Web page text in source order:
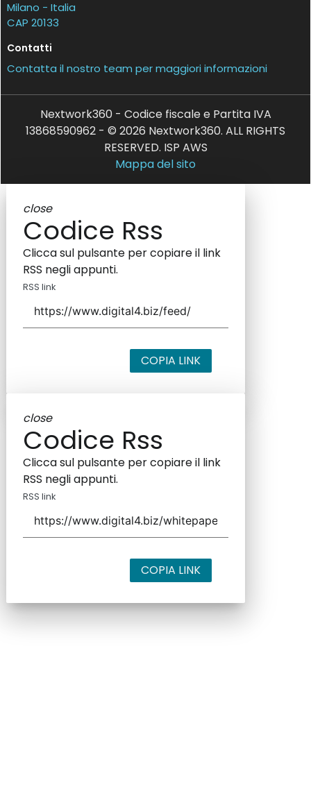
Milano - Italia
CAP 20133
Contatti
Contatta il nostro team per maggiori informazioni
Nextwork360 - Codice fiscale e Partita IVA
13868590962 - © 2026 Nextwork360. ALL RIGHTS
RESERVED. ISP AWS
Mappa del sito
close
Codice Rss
Clicca sul pulsante per copiare il link
RSS negli appunti.
RSS link
COPIA LINK
close
Codice Rss
Clicca sul pulsante per copiare il link
RSS negli appunti.
RSS link
COPIA LINK